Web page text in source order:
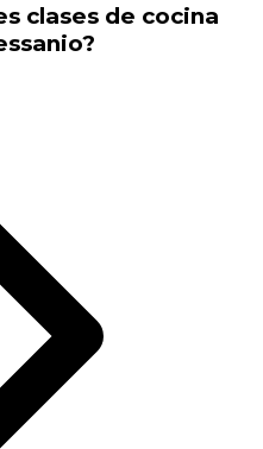
clases de cocina